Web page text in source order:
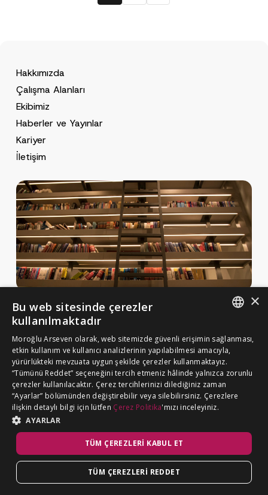
Hakkımızda
Çalışma Alanları
Ekibimiz
Haberler ve Yayınlar
Kariyer
İletişim
Haberler ve Yayınlar
MA Gazette
Kariyer
Çerez Politikası
Aydınlatma Metni
BİZE ULAŞIN
MOROĞLU ARSEVEN2026. Tüm hakkı saklıdır.
TURKISH
×
Bu web sitesinde çerezler
kullanılmaktadır
Moroğlu Arseven olarak, web sitemizde güvenli erişimin sağlanması,
etkin kullanım ve kullanıcı analizlerinin yapılabilmesi amacıyla,
yürürlükteki mevzuata uygun şekilde çerezler kullanmaktayız.
“Tümünü Reddet” seçeneğini tercih etmeniz hâlinde yalnızca zorunlu
çerezler kullanılacaktır. Çerez tercihlerinizi dilediğiniz zaman
“Ayarlar” bölümünden değiştirebilir veya silebilirsiniz. Çerezlere
ilişkin detaylı bilgi için lütfen Çerez Politika'mızı inceleyiniz.
AYARLAR
TÜM ÇEREZLERI KABUL ET
TÜM ÇEREZLERI REDDET